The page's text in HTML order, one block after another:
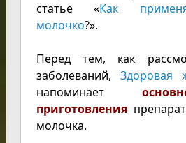
статье «Как
молочко?».
Перед тем, как
заболеваний, Здоровая
напоминает
приготовления
молочка.